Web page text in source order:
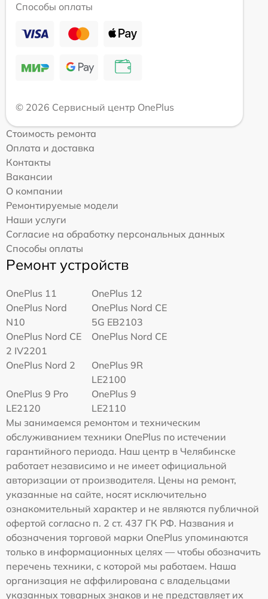
Способы оплаты
© 2026 Сервисный центр OnePlus
Стоимость ремонта
Оплата и доставка
Контакты
Вакансии
О компании
Ремонтируемые модели
Наши услуги
Согласие на обработку персональных данных
Способы оплаты
Ремонт устройств
OnePlus 11
OnePlus 12
OnePlus Nord
N10
OnePlus Nord CE
5G EB2103
OnePlus Nord CE
2 IV2201
OnePlus Nord CE
OnePlus Nord 2
OnePlus 9R
LE2100
OnePlus 9 Pro
LE2120
OnePlus 9
LE2110
Мы занимаемся ремонтом и техническим
обслуживанием техники OnePlus по истечении
гарантийного периода. Наш центр в Челябинске
работает независимо и не имеет официальной
авторизации от производителя. Цены на ремонт,
указанные на сайте, носят исключительно
ознакомительный характер и не являются публичной
офертой согласно п. 2 ст. 437 ГК РФ. Названия и
обозначения торговой марки OnePlus упоминаются
только в информационных целях — чтобы обозначить
перечень техники, с которой мы работаем. Наша
организация не аффилирована с владельцами
указанных товарных знаков и не представляет их